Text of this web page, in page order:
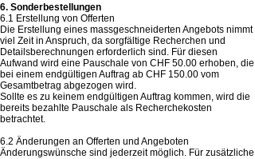
6. Sonderbestellungen
6.1 Erstellung von Offerten
Die Erstellung eines massgeschneiderten Angebots nimmt
viel Zeit in Anspruch, da sorgfältige Recherchen und
Detailsberechnungen erforderlich sind. Für diesen
Aufwand wird eine Pauschale von CHF 50.00 erhoben, die
bei einem endgültigen Auftrag ab CHF 150.00 vom
Gesamtbetrag abgezogen wird.
Sollte es zu keinem endgültigen Auftrag kommen, wird die
bereits bezahlte Pauschale als Recherchekosten
betrachtet.
6.2 Änderungen an Offerten und Angeboten
Änderungswünsche sind jederzeit möglich. Für zusätzliche